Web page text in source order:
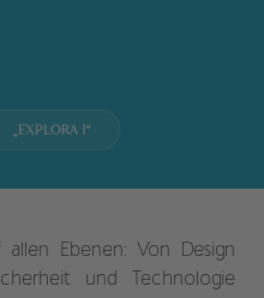
„EXPLORA I“
Ebenen: Von Design
und Technologie